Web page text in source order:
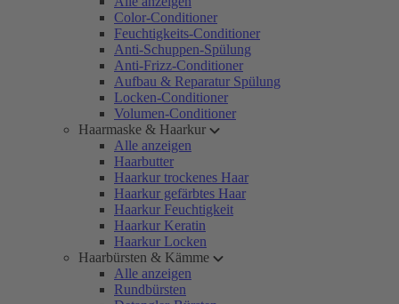
Color-Conditioner
Feuchtigkeits-Conditioner
Anti-Schuppen-Spülung
Anti-Frizz-Conditioner
Aufbau & Reparatur Spülung
Locken-Conditioner
Volumen-Conditioner
Haarmaske & Haarkur
Alle anzeigen
Haarbutter
Haarkur trockenes Haar
Haarkur gefärbtes Haar
Haarkur Feuchtigkeit
Haarkur Keratin
Haarkur Locken
Haarbürsten & Kämme
Alle anzeigen
Rundbürsten